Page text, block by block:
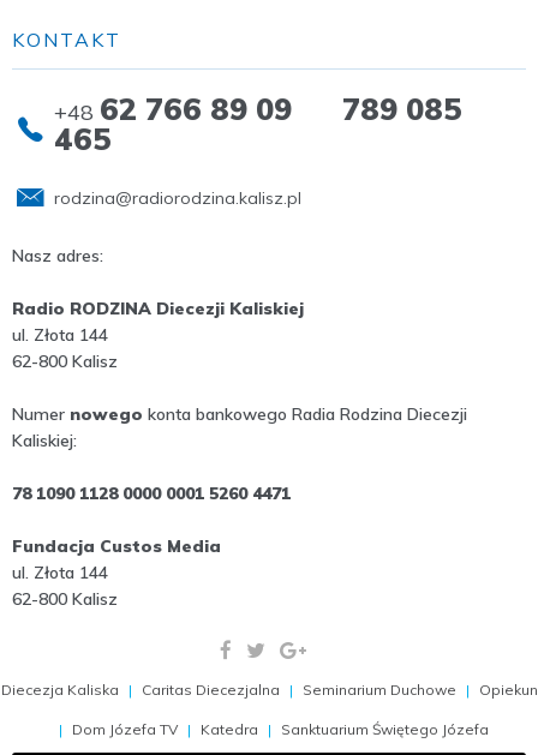
KONTAKT
+48 62 766 89 09 789 085
465
rodzina@radiorodzina.kalisz.pl
Nasz adres:
Radio RODZINA Diecezji Kaliskiej
ul. Złota 144
62-800 Kalisz
Numer nowego konta bankowego Radia Rodzina Diecezji
Kaliskiej:
78 1090 1128 0000 0001 5260 4471
Fundacja Custos Media
ul. Złota 144
62-800 Kalisz
Diecezja Kaliska Caritas Diecezjalna Seminarium Duchowe Opiekun
Dom Józefa TV Katedra Sanktuarium Świętego Józefa